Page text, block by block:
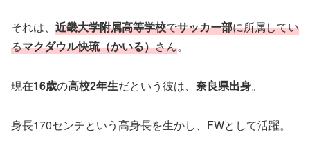
それは、 近畿大学附属高等学校でサッカー部に所属してい
るマクダウル快琉（かいる）さん。
現在16歳の高校2年生だという彼は、 奈良県出身。
身長170センチという高身長を生かし、FWとして活躍。